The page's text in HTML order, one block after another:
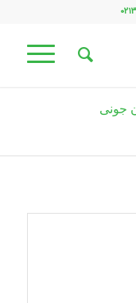
جونی